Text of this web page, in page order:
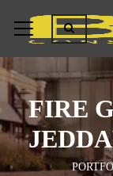
FIRE